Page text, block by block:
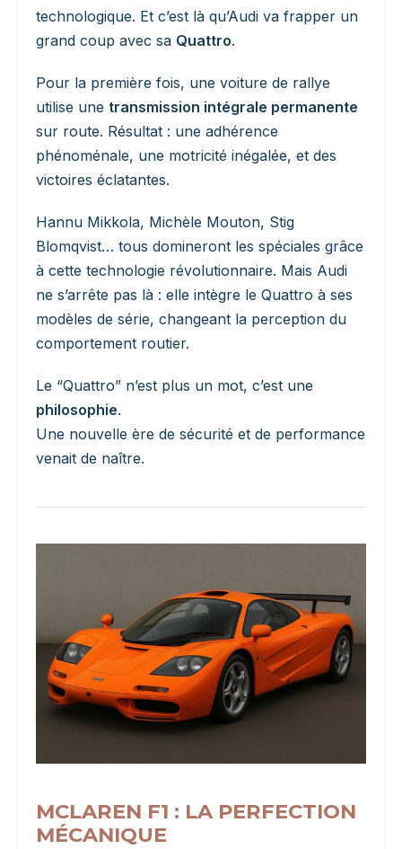
technologique. Et c’est là qu’Audi va frapper un
grand coup avec sa Quattro.
Pour la première fois, une voiture de rallye
utilise une transmission intégrale permanente
sur route. Résultat : une adhérence
phénoménale, une motricité inégalée, et des
victoires éclatantes.
Hannu Mikkola, Michèle Mouton, Stig
Blomqvist… tous domineront les spéciales grâce
à cette technologie révolutionnaire. Mais Audi
ne s’arrête pas là : elle intègre le Quattro à ses
modèles de série, changeant la perception du
comportement routier.
Le “Quattro” n’est plus un mot, c’est une
philosophie.
Une nouvelle ère de sécurité et de performance
venait de naître.
MCLAREN F1 : LA PERFECTION
MÉCANIQUE